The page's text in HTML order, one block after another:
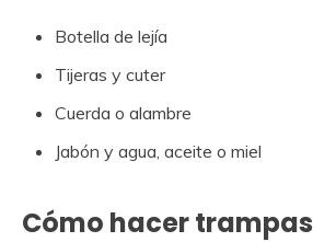
Botella de lejía
Tijeras y cuter
Cuerda o alambre
Jabón y agua, aceite o miel
Cómo hacer trampas